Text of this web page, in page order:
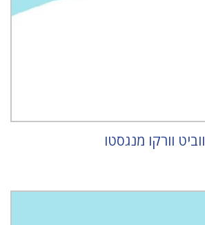
ווביט וורקו מנגסטו